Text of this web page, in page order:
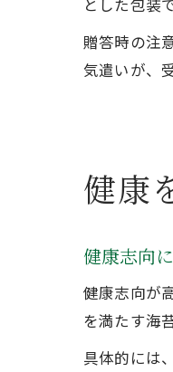
とした包装
贈答時の注
気遣いが、
健康
健康志向
健康志向が
を満たす海
具体的には